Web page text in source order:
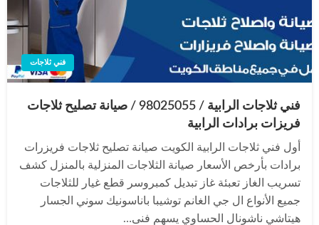
فني ثلاجات
فني ثلاجات الرابية / 98025055 / صيانة تصليح ثلاجات
فريزات برادات الرابية
أول فني ثلاجات الرابية الكويت صيانة تصليح ثلاجات فريزرات
برادات بأرخص الأسعار صيانة الثلاجات المنزلية بالمنزل كشف
تسريب الغاز تعبئة غاز تبديل كمبروسر قطع غيار للثلاجات
جميع الأنواع ال جي الغانم توشيبا باناسونيك سوني الجسار
هيتاشي ناشونال الحساوي يسهم فنى…